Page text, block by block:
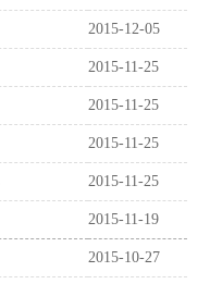
2015-12-05
2015-11-25
2015-11-25
2015-11-25
2015-11-25
2015-11-19
2015-10-27